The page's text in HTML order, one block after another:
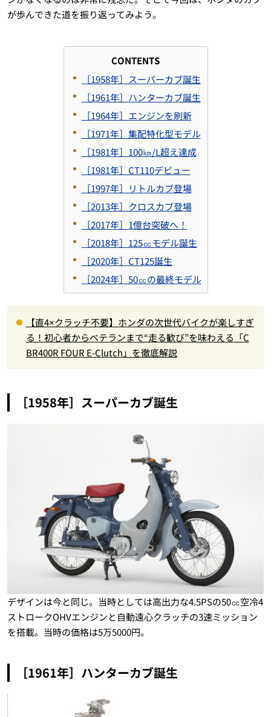
が歩んできた道を振り返ってみよう。
CONTENTS
［1958年］スーパーカブ誕生
［1961年］ハンターカブ誕生
［1964年］エンジンを刷新
［1971年］集配特化型モデル
［1981年］100㎞/L超え達成
［1981年］CT110デビュー
［1997年］リトルカブ登場
［2013年］クロスカブ登場
［2017年］1億台突破へ！
［2018年］125㏄モデル誕生
［2020年］CT125誕生
［2024年］50㏄の最終モデル
【直4×クラッチ不要】ホンダの次世代バイクが楽しすぎ
る！初心者からベテランまで“走る歓び”を味わえる「C
BR400R FOUR E-Clutch」を徹底解説
［1958年］スーパーカブ誕生
デザインは今と同じ。当時としては高出力な4.5PSの50㏄空冷4
ストロークOHVエンジンと自動遠心クラッチの3速ミッション
を搭載。当時の価格は5万5000円。
［1961年］ハンターカブ誕生